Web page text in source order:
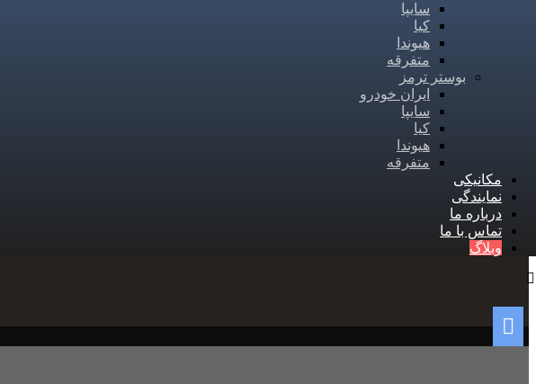
سایپا
کیا
هیوندا
متفرقه
بوستر ترمز
ایران خودرو
سایپا
کیا
هیوندا
متفرقه
مکانیکی
نمایندگی
درباره ما
تماس با ما
وبلاگ